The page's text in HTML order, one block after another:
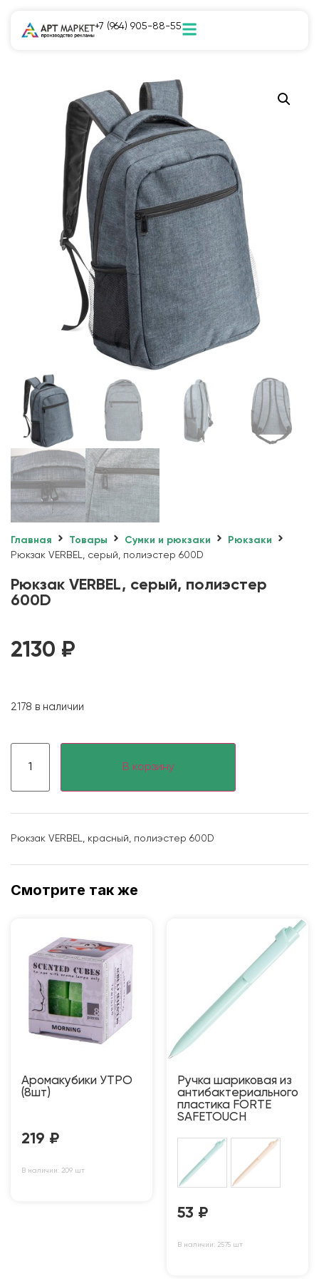
+7 (964) 905-88-55
Главная Товары Сумки и рюкзаки
Рюкзаки
Рюкзак VERBEL, серый, полиэстер 600D
Рюкзак VERBEL, серый, полиэстер
600D
2130 ₽
2178 в наличии
В корзину
Рюкзак VERBEL, красный, полиэстер 600D
Смотрите так же
Аромакубики УТРО
(8шт)
219 ₽
В наличии: 209 шт
Ручка шариковая из
антибактериального
пластика FORTE
SAFETOUCH
53 ₽
В наличии: 2575 шт